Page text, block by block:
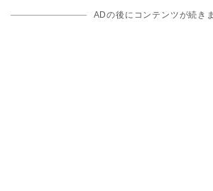
ADの後にコンテンツが続き